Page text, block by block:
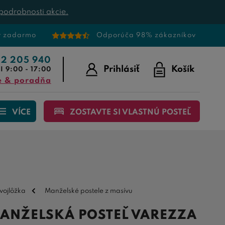
akcie.
zadarmo Odporúča 98% zákazníkov
205 940
9:00 - 17:00
& poradňa
Prihlásiť Košík
VÍCE ZOSTAVTE SI VLASTNÚ POSTEĽ
Manželské postele z masívu
POSTEĽ VAREZZA